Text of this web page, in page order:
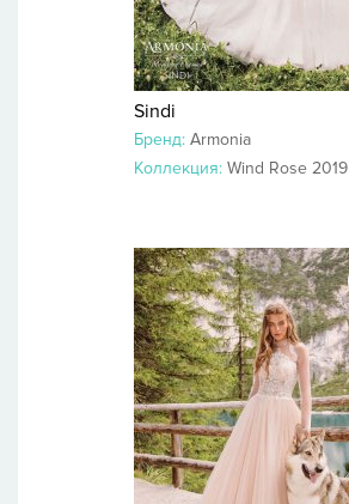
Sindi
Бренд: Armonia
Коллекция: Wind Rose 2019